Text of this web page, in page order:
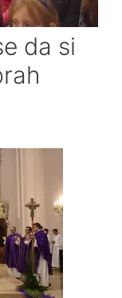
da si